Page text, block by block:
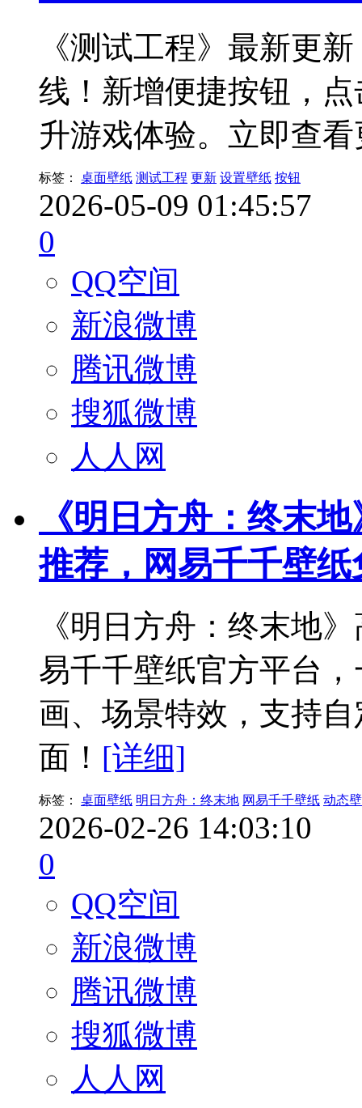
《测试工程》最新更
线！新增便捷按钮，
升游戏体验。立即查
标签： 桌面壁纸 测试工程 更新 设置壁纸 按钮
2026-05-09 01:45:57
0
QQ空间
新浪微博
腾讯微博
搜狐微博
人人网
《明日方舟：终末
推荐，网易千千壁
《明日方舟：终末地
易千千壁纸官方平台
画、场景特效，支持
面！ [详细]
标签： 桌面壁纸 明日方舟：终末地 网易千千壁纸 动态
2026-02-26 14:03:10
0
QQ空间
新浪微博
腾讯微博
搜狐微博
人人网